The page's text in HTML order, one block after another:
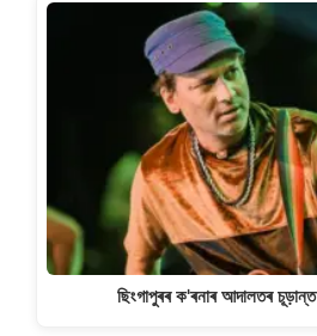
ছিংগাপুৰৰ ক'ৰনাৰ আদালতৰ